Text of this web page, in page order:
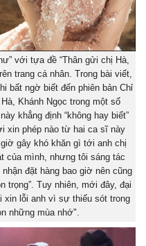
với tựa đề “Thân gửi chị Hà,
trang cá nhân. Trong bài viết,
bất ngờ biết đến phiên bản Chỉ
Khánh Ngọc trong một số
khẳng định “không hay biết”
xin phép nào từ hai ca sĩ này
gây khó khăn gì tới anh chị
của mình, nhưng tôi sáng tác
đặt hàng bao giờ nên cũng
trọng”. Tuy nhiên, mới đây, đại
xin lỗi anh vì sự thiếu sót trong
những mùa nhớ".